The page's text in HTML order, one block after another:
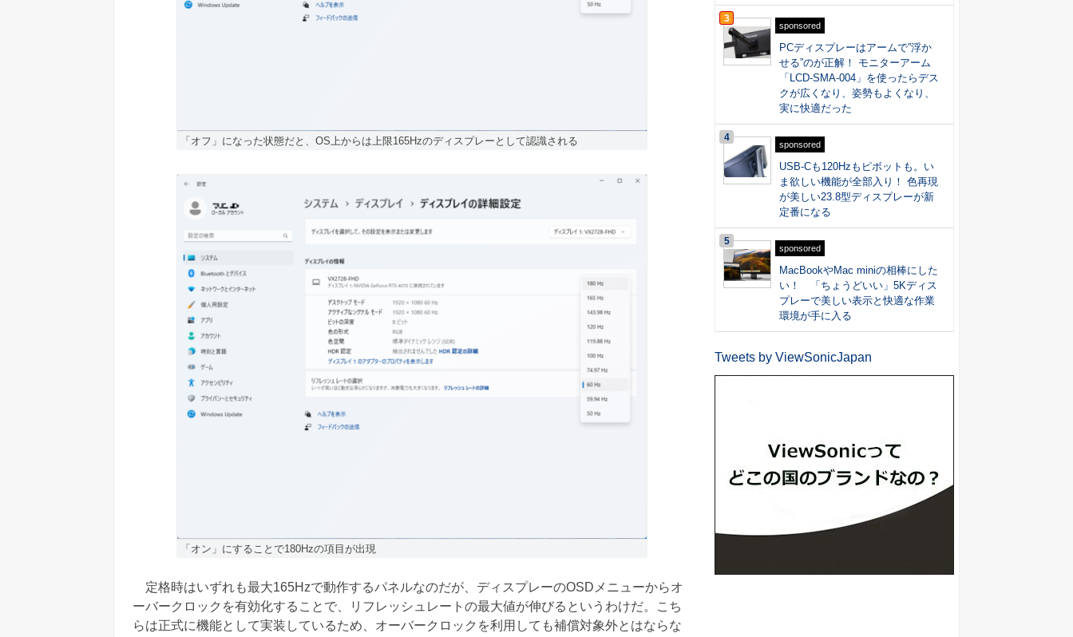
「オフ」になった状態だと、OS上からは上限165Hzのディスプレーとして認識される
「オン」にすることで180Hzの項目が出現
定格時はいずれも最大165Hzで動作するパネルなのだが、ディスプレーのOSDメニューからオ
ーバークロックを有効化することで、リフレッシュレートの最大値が伸びるというわけだ。こち
らは正式に機能として実装しているため、オーバークロックを利用しても補償対象外とはならな
3
sponsored
PCディスプレーはアームで”浮か
せる”のが正解！ モニターアーム
「LCD-SMA-004」を使ったらデス
クが広くなり、姿勢もよくなり、
実に快適だった
4
sponsored
USB-Cも120Hzもピボットも。い
ま欲しい機能が全部入り！ 色再現
が美しい23.8型ディスプレーが新
定番になる
5
sponsored
MacBookやMac miniの相棒にした
い！ 「ちょうどいい」5Kディス
プレーで美しい表示と快適な作業
環境が手に入る
Tweets by ViewSonicJapan